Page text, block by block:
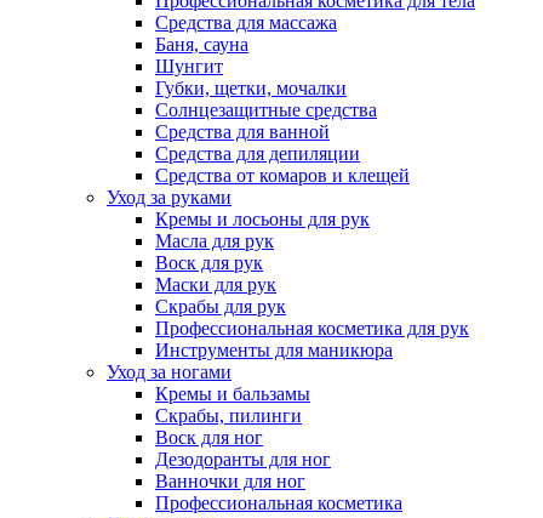
Средства для массажа
Баня, сауна
Шунгит
Губки, щетки, мочалки
Солнцезащитные средства
Средства для ванной
Средства для депиляции
Средства от комаров и клещей
Уход за руками
Кремы и лосьоны для рук
Масла для рук
Воск для рук
Маски для рук
Скрабы для рук
Профессиональная косметика для рук
Инструменты для маникюра
Уход за ногами
Кремы и бальзамы
Скрабы, пилинги
Воск для ног
Дезодоранты для ног
Ванночки для ног
Профессиональная косметика